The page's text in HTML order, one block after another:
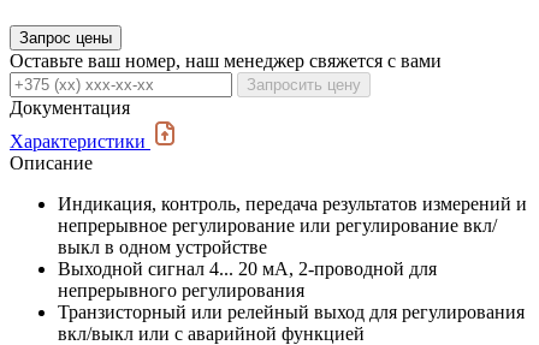
Запрос цены
Оставьте ваш номер, наш менеджер свяжется с вами
Запросить цену
Документация
Характеристики
Описание
Индикация, контроль, передача результатов измерений и
непрерывное регулирование или регулирование вкл/
выкл в одном устройстве
Выходной сигнал 4... 20 мА, 2-проводной для
непрерывного регулирования
Транзисторный или релейный выход для регулирования
вкл/выкл или с аварийной функцией